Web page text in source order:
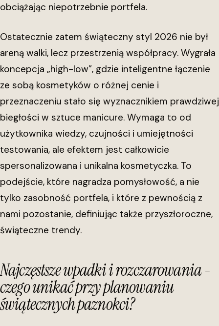
obciążając niepotrzebnie portfela.
Ostatecznie zatem świąteczny styl 2026 nie był
areną walki, lecz przestrzenią współpracy. Wygrała
koncepcja „high-low”, gdzie inteligentne łączenie
ze sobą kosmetyków o różnej cenie i
przeznaczeniu stało się wyznacznikiem prawdziwej
biegłości w sztuce manicure. Wymaga to od
użytkownika wiedzy, czujności i umiejętności
testowania, ale efektem jest całkowicie
spersonalizowana i unikalna kosmetyczka. To
podejście, które nagradza pomysłowość, a nie
tylko zasobność portfela, i które z pewnością z
nami pozostanie, definiując także przyszłoroczne,
świąteczne trendy.
Najczęstsze wpadki i rozczarowania -
czego unikać przy planowaniu
świątecznych paznokci?